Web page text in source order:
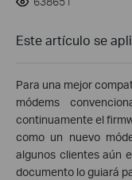
Este artículo se
Para una mejor
módems
continuamente el
como un nuevo
algunos clientes aún
documento lo